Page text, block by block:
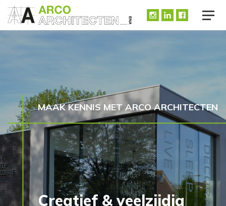
MAAK KENNIS MET ARCO ARCHITECTEN
Creatief & veelzijdig